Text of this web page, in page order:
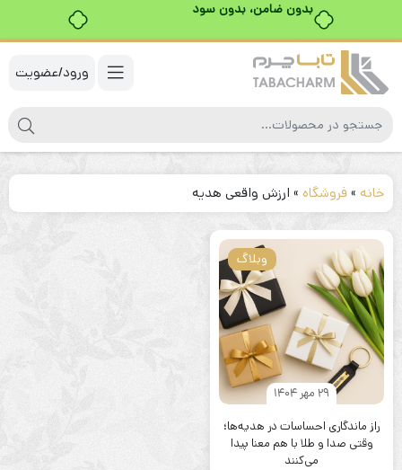
بدون ضامن، بدون سود
ورود/عضویت
خانه »فروشگاه » ارزش واقعی هدیه
وبلاگ
29 مهر 1404
راز ماندگاری احساسات در هدیه‌ها؛
وقتی صدا و طلا با هم معنا پیدا
می‌کنند